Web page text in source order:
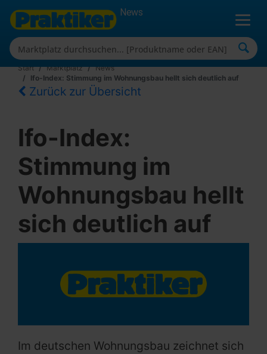
News
Start Marktplatz
News
Ifo-Index: Stimmung im Wohnungsbau hellt sich deutlich auf
Zurück zur Übersicht
Ifo-Index:
Stimmung im
Wohnungsbau hellt
sich deutlich auf
Im deutschen Wohnungsbau zeichnet sich